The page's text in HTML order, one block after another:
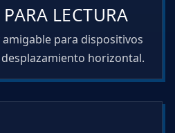
LECTURA
para dispositivos
horizontal.